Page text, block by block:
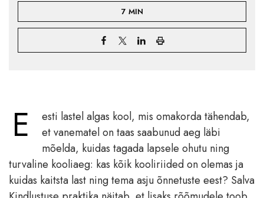
7 MIN
E
esti lastel algas kool, mis omakorda tähendab,
et vanematel on taas saabunud aeg läbi
mõelda, kuidas tagada lapsele ohutu ning
turvaline kooliaeg: kas kõik kooliriided on olemas ja
kuidas kaitsta last ning tema asju õnnetuste eest? Salva